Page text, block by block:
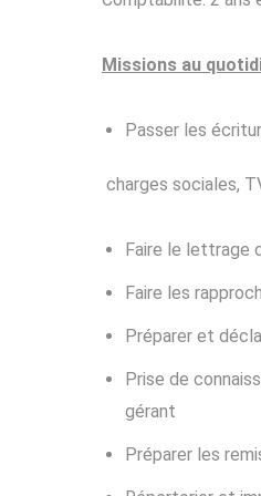
Missions au
Passer les
charges sociales,
Faire le lettrage
Faire les
Préparer et
Prise de
gérant
Préparer les